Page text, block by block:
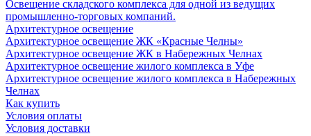
Освещение складского комплекса для одной из ведущих
промышленно-торговых компаний.
Архитектурное освещение
Архитектурное освещение ЖК «Красные Челны»
Архитектурное освещение ЖК в Набережных Челнах
Архитектурное освещение жилого комплекса в Уфе
Архитектурное освещение жилого комплекса в Набережных
Челнах
Как купить
Условия оплаты
Условия доставки